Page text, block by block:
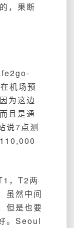
，果断
在机场预
为这边
且是通
说7点测
，T2两
虽然中间
但是也要
Seoul